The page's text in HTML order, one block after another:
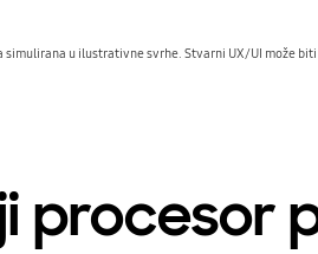
simulirana u ilustrativne svrhe. Stvarni UX/UI može
procesor